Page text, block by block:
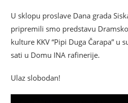
U sklopu proslave Dana grada
pripremili smo predstavu
kulture KKV “Pipi Duga Čarapa” u
sati u Domu INA rafinerije.
Ulaz slobodan!